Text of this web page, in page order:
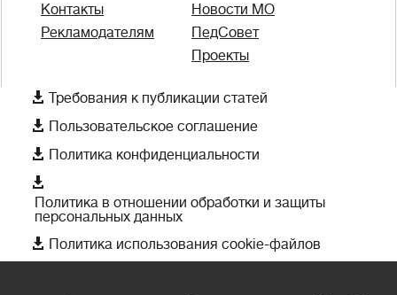
Контакты
Рекламодателям
Новости МО
ПедСовет
Проекты
 Требования к публикации статей
 Пользовательское соглашение
 Политика конфиденциальности

Политика в отношении обработки и защиты
персональных данных
 Политика использования cookie-файлов